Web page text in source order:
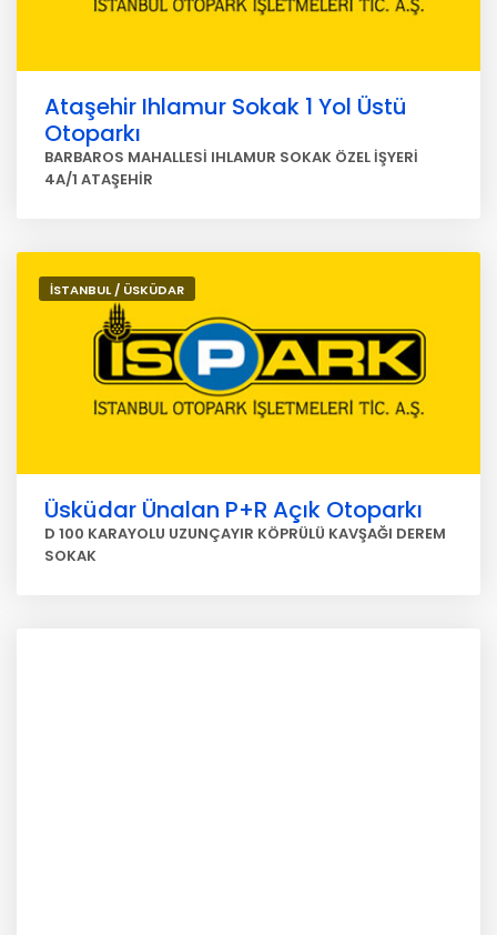
Ataşehir Ihlamur Sokak 1 Yol Üstü
Otoparkı
BARBAROS MAHALLESİ IHLAMUR SOKAK ÖZEL İŞYERİ
4A/1 ATAŞEHİR
İSTANBUL / ÜSKÜDAR
Üsküdar Ünalan P+R Açık Otoparkı
D 100 KARAYOLU UZUNÇAYIR KÖPRÜLÜ KAVŞAĞI DEREM
SOKAK